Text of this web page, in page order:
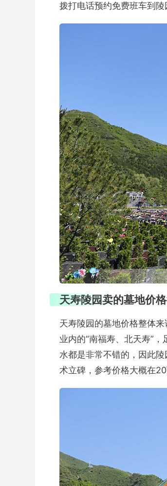
拨打电话预约免费班车到陵
天寿陵园卖的墓地价
天寿陵园的墓地价格整体
业内的“南福寿、北天寿”
水都是非常不错的，因此
术立碑，参考价格大概在20